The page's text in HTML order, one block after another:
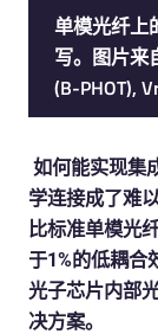
单模光纤上
写。图片来
(B-PHOT),
如何能实现集
学连接成了难
比标准单模光
于1%的低耦合
光子芯片内部
决方案。